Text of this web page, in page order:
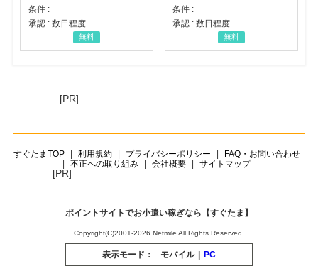
条件 :
承認 : 数日程度
無料
条件 :
承認 : 数日程度
無料
[PR]
すぐたまTOP 利用規約 プライバシーポリシー
FAQ・お問い合わせ
不正への取り組み
会社概要 サイトマップ
[PR]
ポイントサイトでお小遣い稼ぎなら【すぐたま】
Copyright(C)2001-2026 Netmile All Rights Reserved.
表示モード： モバイル | PC